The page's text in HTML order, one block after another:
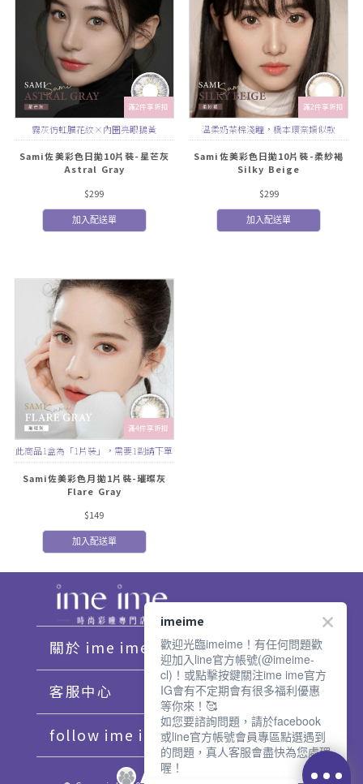
滿2件享折扣
霧灰仿虹膜花紋×內圈亮眼鵝黃
Sami佐美彩色日拋10片裝-星芒灰
Astral Gray
$299
加入配送單
滿2件享折扣
溫柔奶茶棕淺瞳，橋本環奈類似款
Sami佐美彩色日拋10片裝-柔紗褐
Silky Beige
$299
加入配送單
滿4件享折扣
此商品1盒為「1片裝」，需要1副請下單
2盒
Sami佐美彩色月拋1片裝-璀璨灰
Flare Gray
$149
加入配送單
關於 ime ime
客服中心
follow ime ime♡
imeime
歡迎光臨imeime！有任何問題歡
迎加入line官方帳號(@imeime-
cl)！或點擊按鍵關注ime ime官方
IG會有不定期會有很多福利優惠
等你來！🥰
如您要諮詢問題，請於facebook
或line官方帳號會員專區點選遇到
的問題，真人客服會盡快為您處理
喔！